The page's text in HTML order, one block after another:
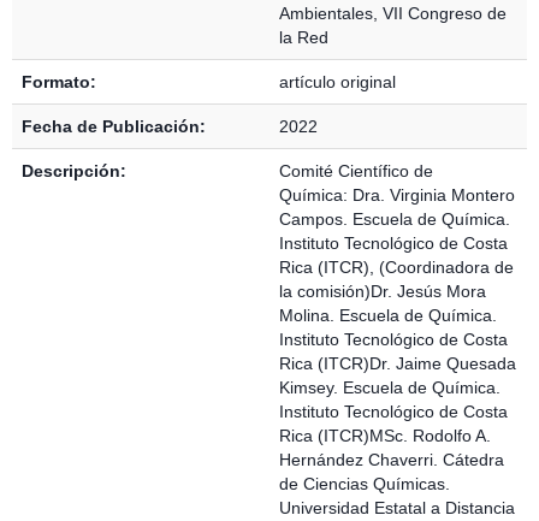
Ambientales, VII Congreso de
la Red
Formato: artículo original
Fecha de Publicación: 2022
Descripción:
Comité Científico de
Química: Dra. Virginia Montero
Campos. Escuela de Química.
Instituto Tecnológico de Costa
Rica (ITCR), (Coordinadora de
la comisión)Dr. Jesús Mora
Molina. Escuela de Química.
Instituto Tecnológico de Costa
Rica (ITCR)Dr. Jaime Quesada
Kimsey. Escuela de Química.
Instituto Tecnológico de Costa
Rica (ITCR)MSc. Rodolfo A.
Hernández Chaverri. Cátedra
de Ciencias Químicas.
Universidad Estatal a Distancia